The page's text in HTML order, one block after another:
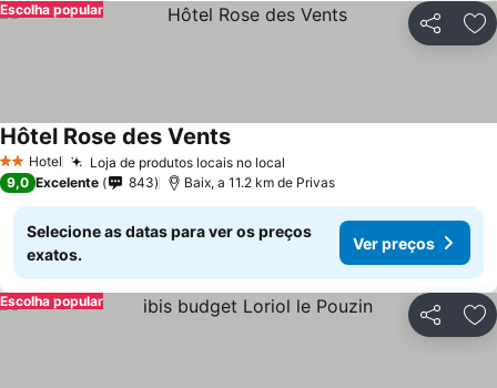
Partilhar
Escolha popular
2 Estrelas
Hotel Loja de produtos locais no local
Hôtel Rose des Vents
9,0 Excelente 843 Baix, a 11.2 km de Privas
Selecione as datas para ver os preços
exatos.
Ver preços
Partilhar
Escolha popular